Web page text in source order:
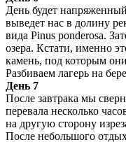
День будет
выведет нас в долину
вида Pinus ponderosa.
озера. Кстати, именно
камень, под которым
Разбиваем лагерь на
День 7
После завтрака мы
перевала несколько
на другую сторону
После небольшого